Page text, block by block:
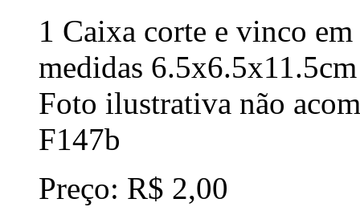
1 Caixa corte e vinco
medidas 6.5x6.5x11.5cm
Foto ilustrativa não
F147b
Preço: R$ 2,00